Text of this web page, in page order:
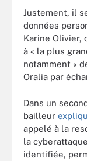
Justement, il
données
Karine Olivier,
à « la plus
notamment «
Oralia par
Dans un
bailleur
appelé à la
la
identifiée,